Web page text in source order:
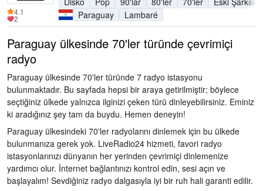
Paraguay
Lambaré
4.1
2
Paraguay ülkesinde 70'ler türünde çevrimiçi
radyo
Paraguay ülkesinde 70'ler türünde 7 radyo istasyonu
bulunmaktadır. Bu sayfada hepsi bir araya getirilmiştir; böylece
seçtiğiniz ülkede yalnızca ilginizi çeken türü dinleyebilirsiniz. Eminiz
ki aradığınız şey tam da buydu. Hemen deneyin!
Paraguay ülkesindeki 70'ler radyolarını dinlemek için bu ülkede
bulunmanıza gerek yok. LiveRadio24 hizmeti, favori radyo
istasyonlarınızı dünyanın her yerinden çevrimiçi dinlemenize
yardımcı olur. İnternet bağlantınızı kontrol edin, sesi açın ve
başlayalım! Sevdiğiniz radyo dalgasıyla iyi bir ruh hali garanti edilir.